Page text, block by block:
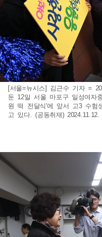
[서울=뉴시스] 김근수 기자 =
둔 12일 서울 마포구 일성여자
원 떡 전달식'에 앞서 고3 수험
고 있다. (공동취재) 2024.11.12.